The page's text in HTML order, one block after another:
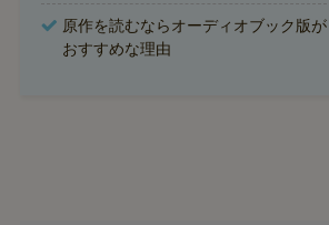
原作を読むならオーディオブック版が
おすすめな理由